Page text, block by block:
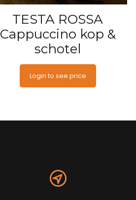
TESTA ROSSA
Cappuccino kop &
schotel
Login to see price